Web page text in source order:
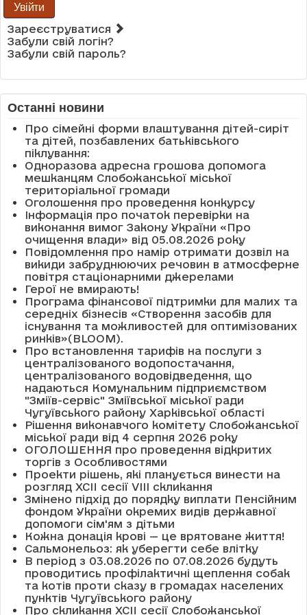
Увійти
Зареєструватися
Забули свій логін?
Забули свій пароль?
Останні новини
Про сімейні форми влаштування дітей-сиріт
та дітей, позбавлених батьківського
піклування:
Одноразова адресна грошова допомога
мешканцям Слобожанської міської
територіальної громади
Оголошення про проведення конкурсу
Інформація про початок перевірки на
виконання вимог Закону України «Про
очищення влади» від 05.08.2026 року
Повідомлення про намір отримати дозвіл на
викиди забруднюючих речовин в атмосферне
повітря стаціонарними джерелами
Герої не вмирають!
Програма фінансової підтримки для малих та
середніх бізнесів «Створення засобів для
існування та можливостей для оптимізованих
ринків»(BLOOM).
Про встановлення тарифів на послуги з
централізованого водопостачання,
централізованого водовідведення, що
надаються Комунальним підприємством
"Зміїв-сервіс" Зміївської міської ради
Чугуївського району Харківської області
Рішення виконавчого комітету Слобожанської
міської ради від 4 серпня 2026 року
ОГОЛОШЕННЯ про проведення відкритих
торгів з Особливостями
Проекти рішень, які планується винести на
розгляд XCII сесії VІІІ скликання
Змінено підхід до порядку виплати Пенсійним
фондом України окремих видів державної
допомоги сім'ям з дітьми
Кожна донація крові — це врятоване життя!
Сальмонельоз: як уберегти себе влітку
В період з 03.08.2026 по 07.08.2026 будуть
проводитись профілактичні щеплення собак
та котів проти сказу в громадах населених
пунктів Чугуївського району
Про скликання XCII сесії Слобожанської